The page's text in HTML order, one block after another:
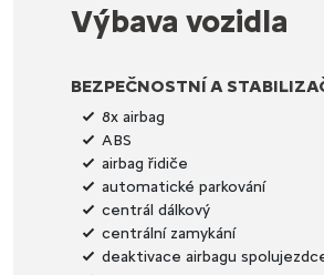
Výbava vozidla
BEZPEČNOSTNÍ A
8x airbag
ABS
airbag řidiče
automatické parkování
centrál dálkový
centrální zamykání
deaktivace airbagu